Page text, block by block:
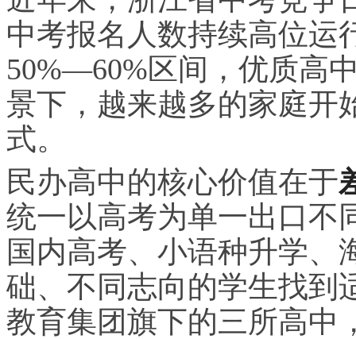
中考报名人数持续高位运
50%—60%区间，优质高
景下，越来越多的家庭开
式。
民办高中的核心价值在于
统一以高考为单一出口不
国内高考、小语种升学、
础、不同志向的学生找到
教育集团旗下的三所高中